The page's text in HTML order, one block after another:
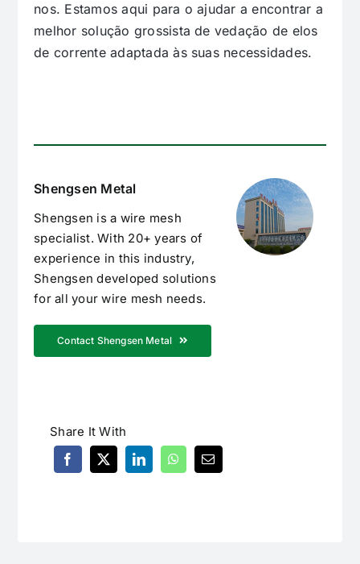
nos. Estamos aqui para o ajudar a encontrar a
melhor solução grossista de vedação de elos
de corrente adaptada às suas necessidades.
Shengsen Metal
Shengsen is a wire mesh
specialist. With 20+ years of
experience in this industry,
Shengsen developed solutions
for all your wire mesh needs.
Contact Shengsen Metal
Share It With